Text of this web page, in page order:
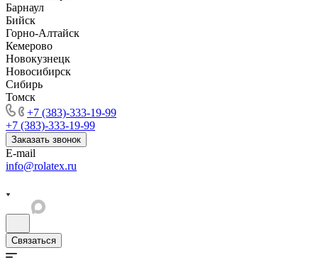
Барнаул
Бийск
Горно-Алтайск
Кемерово
Новокузнецк
Новосибирск
Сибирь
Томск
+7 (383)-333-19-99
+7 (383)-333-19-99
Заказать звонок
E-mail
info@rolatex.ru
Связаться